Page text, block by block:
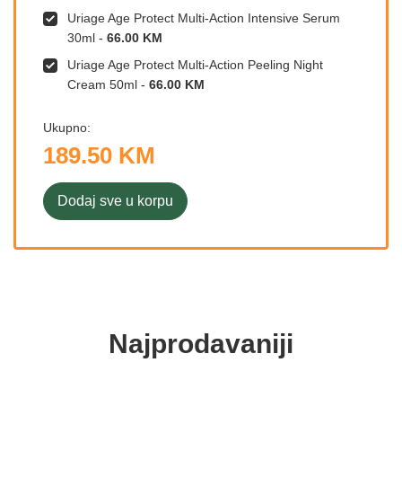
Uriage Age Protect Multi-Action Intensive Serum
30ml - 66.00 KM
Uriage Age Protect Multi-Action Peeling Night
Cream 50ml - 66.00 KM
Ukupno:
189.50 KM
Dodaj sve u korpu
Najprodavaniji